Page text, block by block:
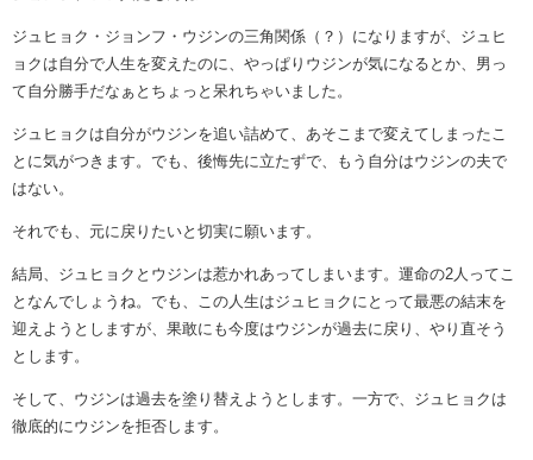
ジュヒョク・ジョンフ・ウジンの三角関係（？）になりますが、ジュヒ
ョクは自分で人生を変えたのに、やっぱりウジンが気になるとか、男っ
て自分勝手だなぁとちょっと呆れちゃいました。
ジュヒョクは自分がウジンを追い詰めて、あそこまで変えてしまったこ
とに気がつきます。でも、後悔先に立たずで、もう自分はウジンの夫で
はない。
それでも、元に戻りたいと切実に願います。
結局、ジュヒョクとウジンは惹かれあってしまいます。運命の2人ってこ
となんでしょうね。でも、この人生はジュヒョクにとって最悪の結末を
迎えようとしますが、果敢にも今度はウジンが過去に戻り、やり直そう
とします。
そして、ウジンは過去を塗り替えようとします。一方で、ジュヒョクは
徹底的にウジンを拒否します。